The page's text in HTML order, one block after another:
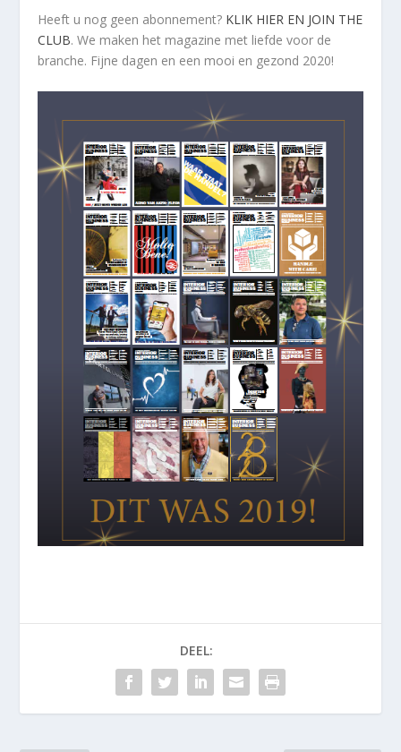
Heeft u nog geen abonnement? KLIK HIER EN JOIN THE
CLUB. We maken het magazine met liefde voor de
branche. Fijne dagen en een mooi en gezond 2020!
DEEL: